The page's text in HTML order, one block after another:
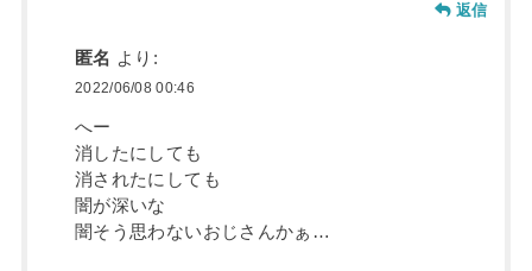
返信
匿名 より:
2022/06/08 00:46
へー
消したにしても
消されたにしても
闇が深いな
闇そう思わないおじさんかぁ…